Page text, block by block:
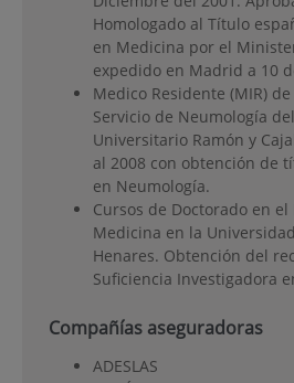
Homologado al Título
en Medicina por el
expedido en Madrid a 10
Medico Residente (MIR)
Servicio de Neumología
Universitario Ramón y
al 2008 con obtención de
en Neumología.
Cursos de Doctorado en
Medicina en la
Henares. Obtención del
Suficiencia Investigadora
Compañías aseguradoras
ADESLAS